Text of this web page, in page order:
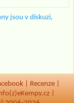
jsou v diskuzi,
Recenze
|